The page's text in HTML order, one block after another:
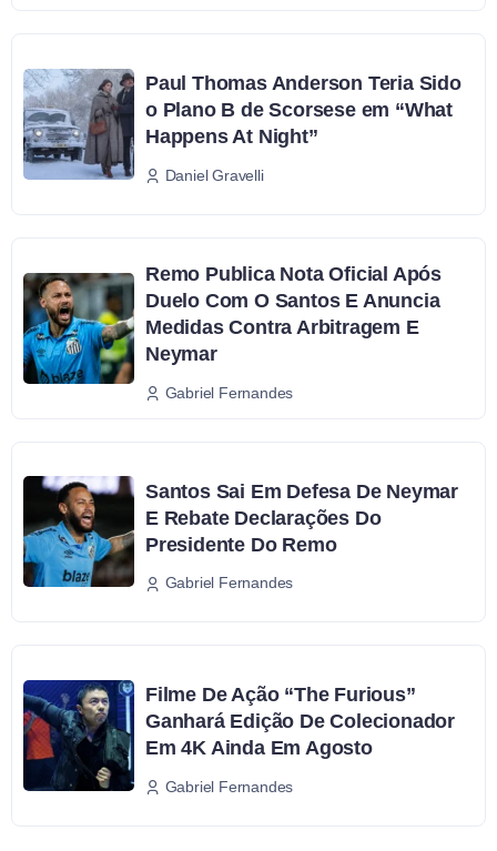
Paul Thomas Anderson Teria Sido
o Plano B de Scorsese em “What
Happens At Night”
Daniel Gravelli
Remo Publica Nota Oficial Após
Duelo Com O Santos E Anuncia
Medidas Contra Arbitragem E
Neymar
Gabriel Fernandes
Santos Sai Em Defesa De Neymar
E Rebate Declarações Do
Presidente Do Remo
Gabriel Fernandes
Filme De Ação “The Furious”
Ganhará Edição De Colecionador
Em 4K Ainda Em Agosto
Gabriel Fernandes